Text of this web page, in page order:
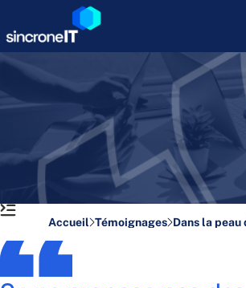
content
Cybersécurité
Infogérance
Opérateur & Mobilité
Infrastructure IT
Accueil Témoignages